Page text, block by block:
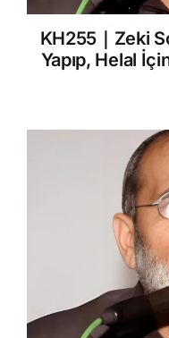
KH255｜Zeki
Yapıp, Helal